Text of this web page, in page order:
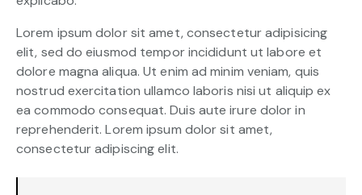
Lorem ipsum dolor sit amet, consectetur adipisicing
elit, sed do eiusmod tempor incididunt ut labore et
dolore magna aliqua. Ut enim ad minim veniam, quis
nostrud exercitation ullamco laboris nisi ut aliquip ex
ea commodo consequat. Duis aute irure dolor in
reprehenderit. Lorem ipsum dolor sit amet,
consectetur adipiscing elit.